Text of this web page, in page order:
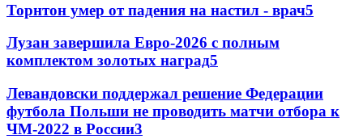
Торнтон умер от падения на настил - врач5
Лузан завершила Евро-2026 с полным
комплектом золотых наград5
Левандовски поддержал решение Федерации
футбола Польши не проводить матчи отбора к
ЧМ-2022 в России3